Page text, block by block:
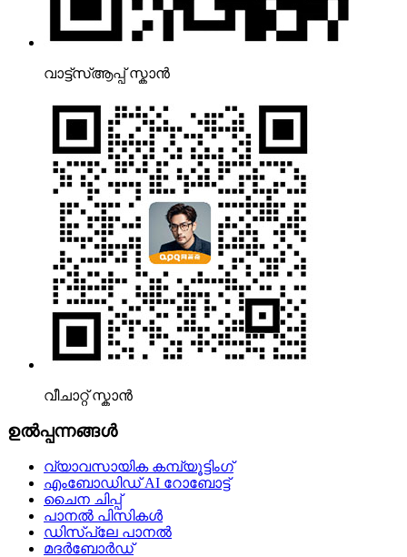
വാട്ട്‌സ്ആപ്പ് സ്കാൻ
വീചാറ്റ് സ്കാൻ
ഉൽപ്പന്നങ്ങൾ
വ്യാവസായിക കമ്പ്യൂട്ടിംഗ്
എംബോഡിഡ് AI റോബോട്ട്
ചൈന ചിപ്പ്
പാനൽ പിസികൾ
ഡിസ്പ്ലേ പാനൽ
മദർബോർഡ്